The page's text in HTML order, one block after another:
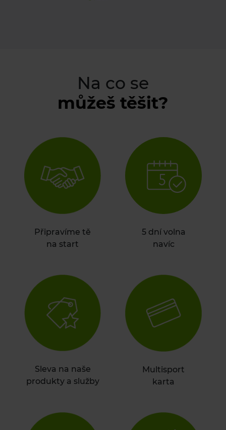
Na co se
můžeš těšit?
Připravíme tě
na start
5 dní volna
navíc
Sleva na naše
produkty a služby
Multisport
karta